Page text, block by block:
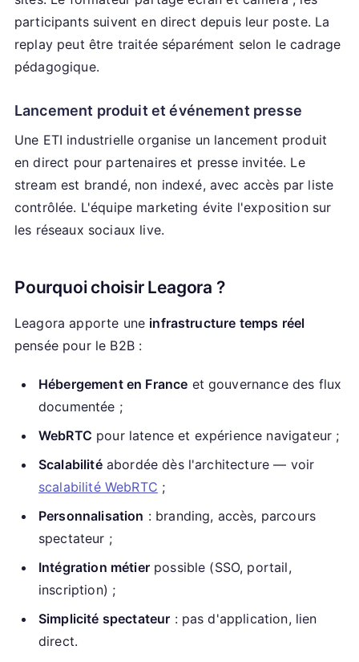
participants suivent en direct depuis leur poste. La
replay peut être traitée séparément selon le cadrage
pédagogique.
Lancement produit et événement presse
Une ETI industrielle organise un lancement produit
en direct pour partenaires et presse invitée. Le
stream est brandé, non indexé, avec accès par liste
contrôlée. L'équipe marketing évite l'exposition sur
les réseaux sociaux live.
Pourquoi choisir Leagora ?
Leagora apporte une infrastructure temps réel
pensée pour le B2B :
Hébergement en France et gouvernance des flux
documentée ;
WebRTC pour latence et expérience navigateur ;
Scalabilitéabordée dès l'architecture — voir
scalabilité WebRTC ;
Personnalisation : branding, accès, parcours
spectateur ;
Intégration métierpossible (SSO, portail,
inscription) ;
Simplicité spectateur : pas d'application, lien
direct.